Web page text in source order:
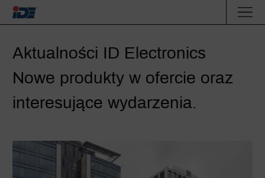
Aktualności ID Electronics
Nowe produkty w ofercie oraz
interesujące wydarzenia.